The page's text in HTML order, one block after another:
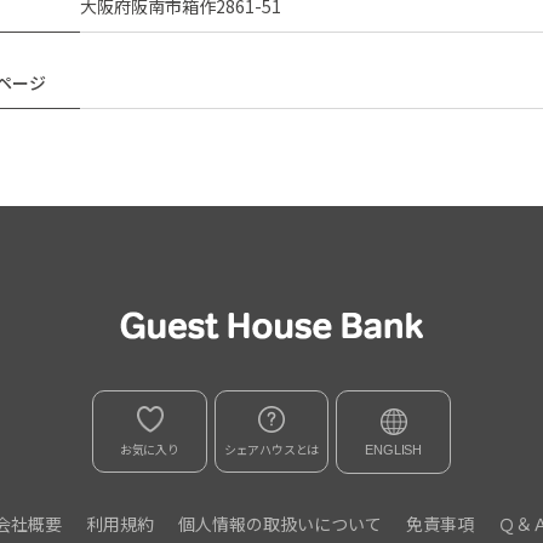
大阪府阪南市箱作2861-51
ージ
お気に入り シェアハウスとは ENGLISH
社概要 利用規約 個人情報の取扱いについて 免責事項 Ｑ＆